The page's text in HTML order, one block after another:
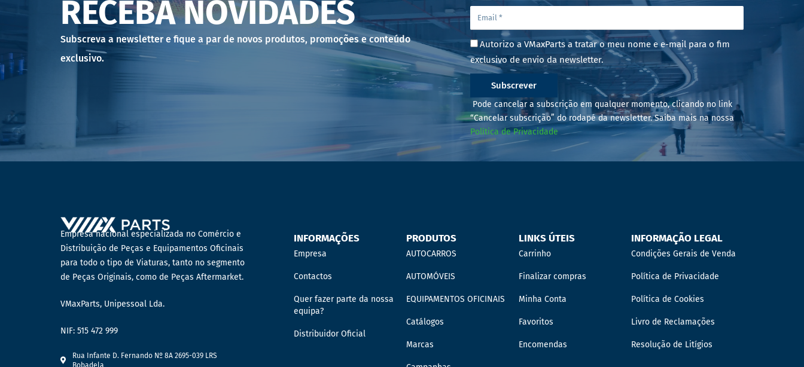
RECEBA NOVIDADES
Subscreva a newsletter e fique a par de novos produtos, promoções e conteúdo
exclusivo.
Autorizo a VMaxParts a tratar o meu nome e e-mail para o fim
exclusivo de envio da newsletter.
Subscrever
Pode cancelar a subscrição em qualquer momento, clicando no link
“Cancelar subscrição” do rodapé da newsletter. Saiba mais na nossa
Política de Privacidade
Empresa nacional especializada no Comércio e
Distribuição de Peças e Equipamentos Oficinais
para todo o tipo de Viaturas, tanto no segmento
de Peças Originais, como de Peças Aftermarket.
VMaxParts, Unipessoal Lda.
NIF: 515 472 999
Rua Infante D. Fernando Nº 8A 2695-039 LRS
INFORMAÇÕES
Empresa
Contactos
Quer fazer parte da nossa
equipa?
Distribuidor Oficial
PRODUTOS
AUTOCARROS
AUTOMÓVEIS
EQUIPAMENTOS OFICINAIS
Catálogos
Marcas
LINKS ÚTEIS
Carrinho
Finalizar compras
Minha Conta
Favoritos
Encomendas
INFORMAÇÃO LEGAL
Condições Gerais de Venda
Política de Privacidade
Política de Cookies
Livro de Reclamações
Resolução de Litígios